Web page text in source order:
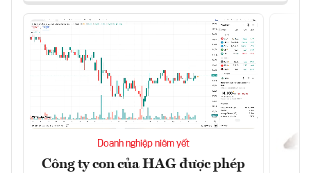
Doanh nghiệp niêm yết
Công ty con của HAG được phép